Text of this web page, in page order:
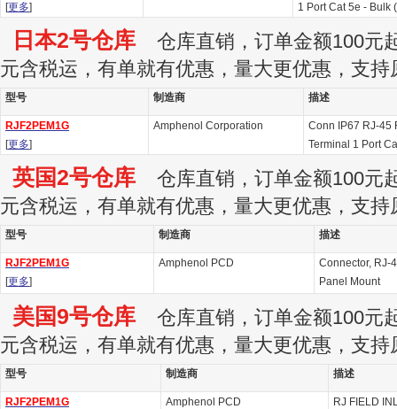
[更多]
1 Port Cat 5e - Bulk
日本2号仓库 仓库直销，订单金额100元
元含税运，有单就有优惠，量大更优惠，支持
型号 制造商 描述
RJF2PEM1G
[更多]
Amphenol Corporation
Conn IP67 RJ-45
Terminal 1 Port
英国2号仓库 仓库直销，订单金额100元
元含税运，有单就有优惠，量大更优惠，支持
型号 制造商 描述
RJF2PEM1G
[更多]
Amphenol PCD
Connector, RJ-
Panel Mount
美国9号仓库 仓库直销，订单金额100元
元含税运，有单就有优惠，量大更优惠，支持
型号 制造商 描述
RJF2PEM1G
Amphenol PCD RJ FIELD